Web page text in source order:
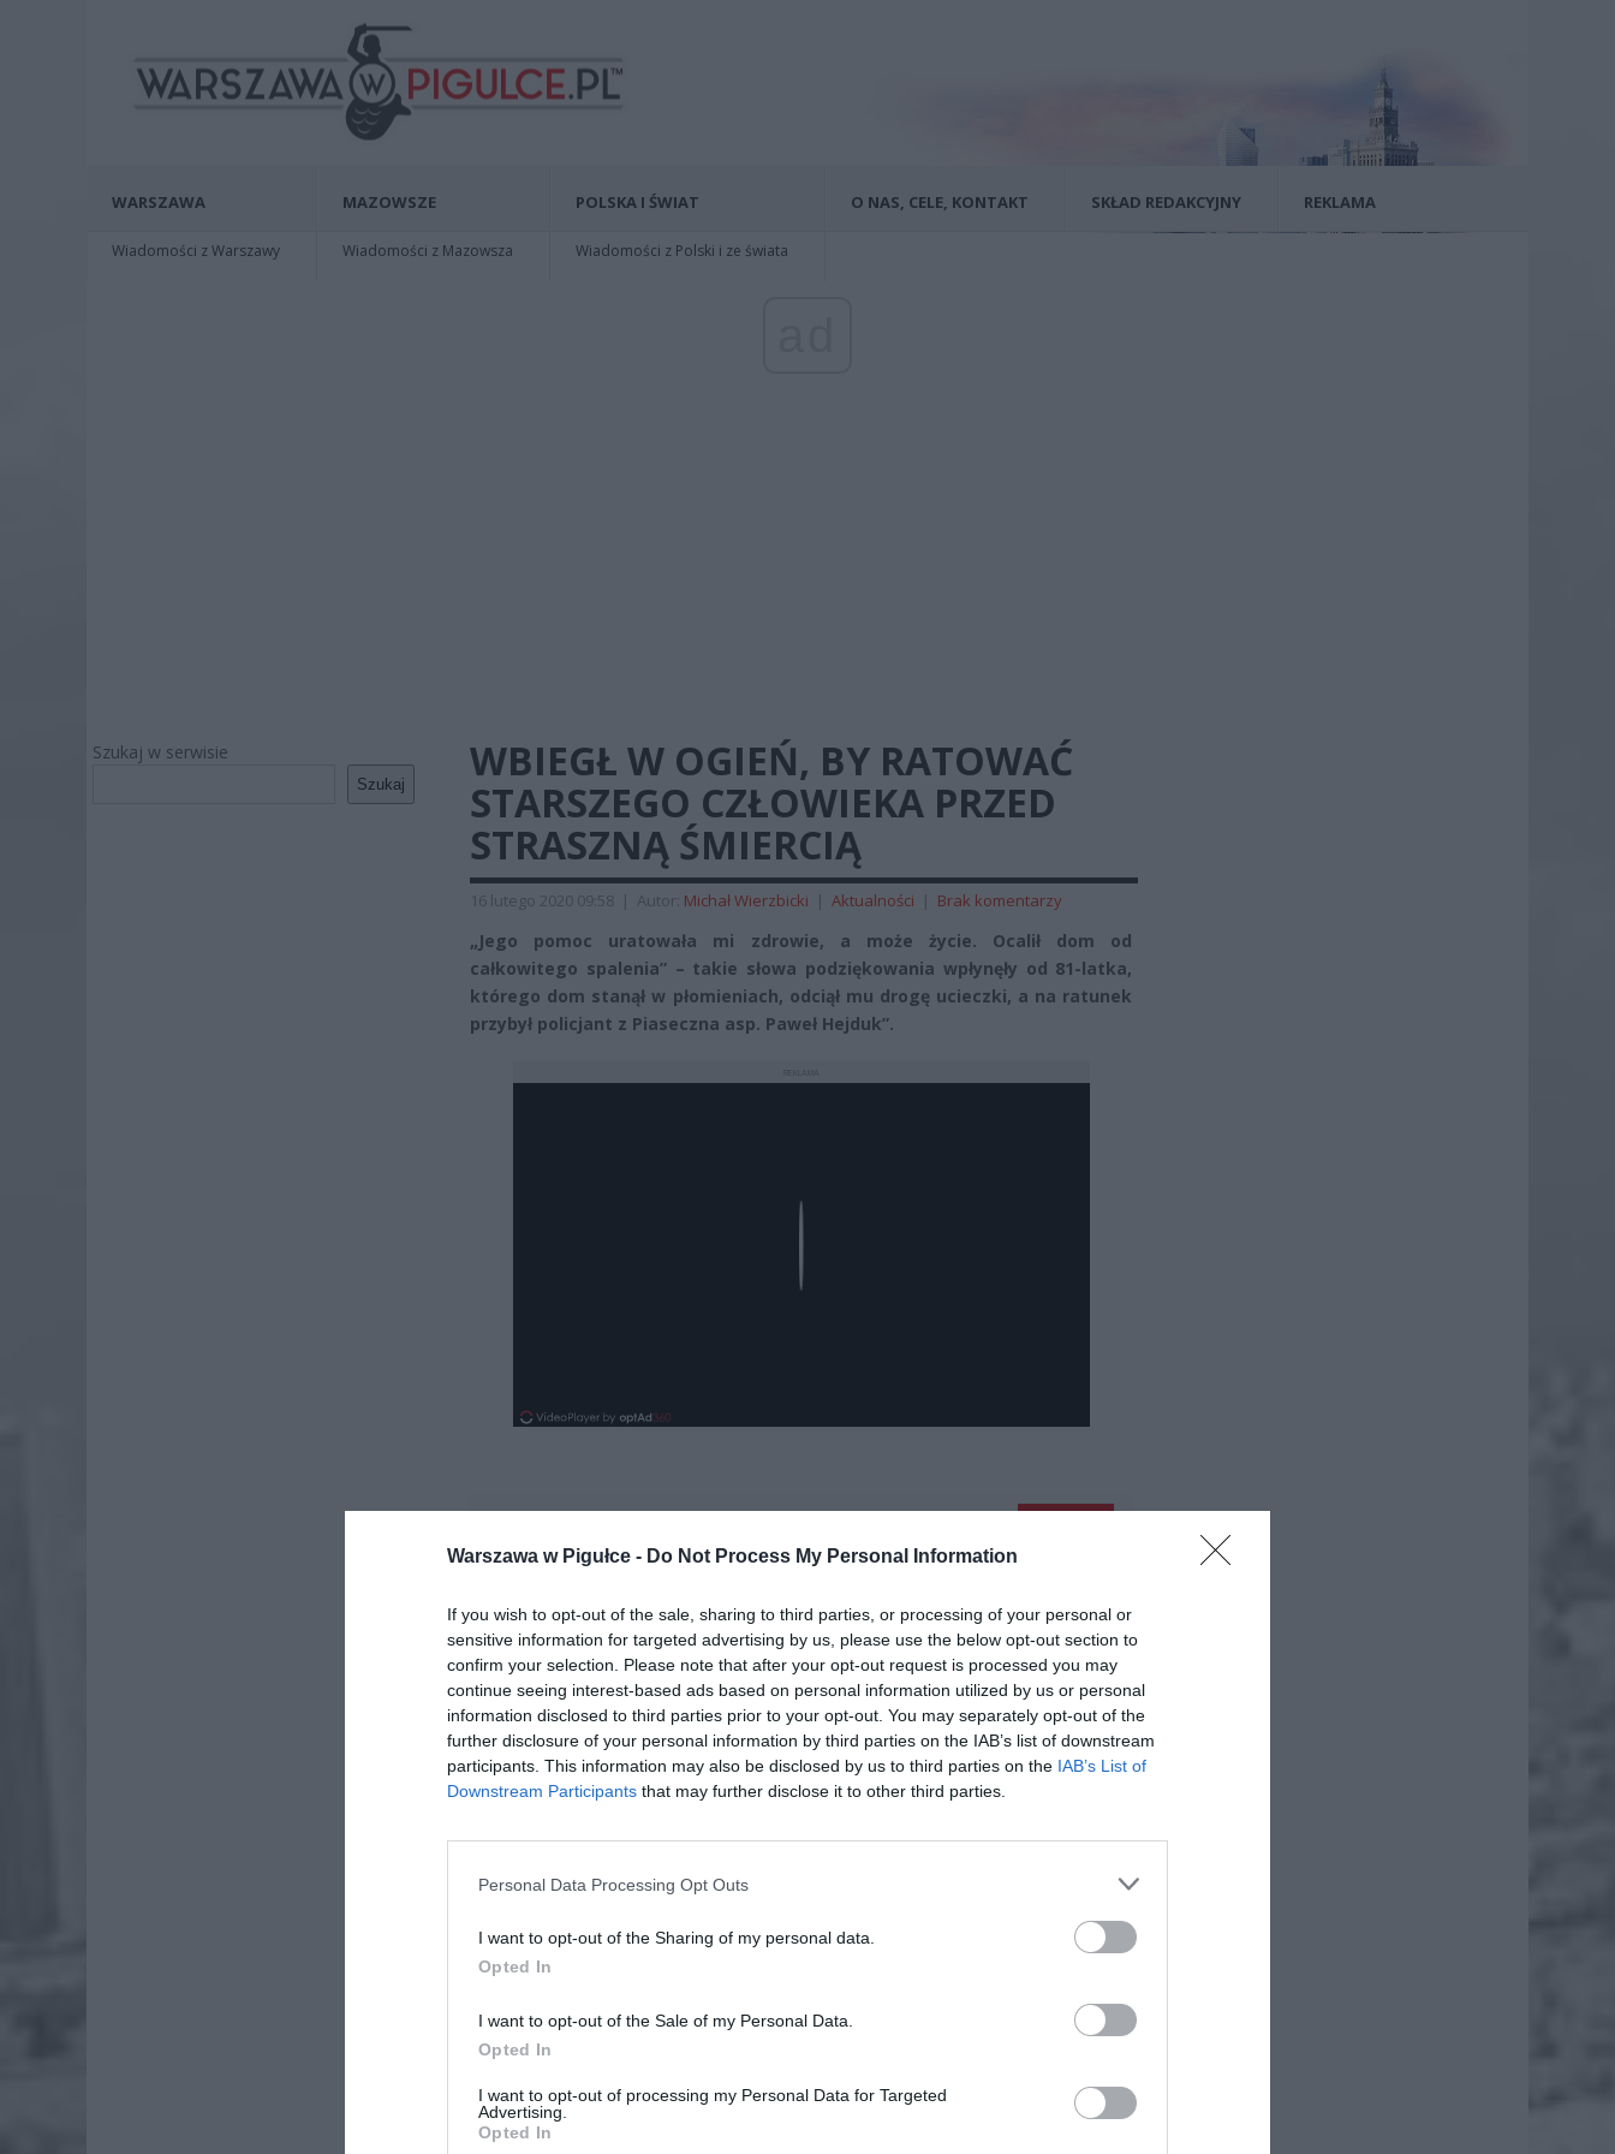
Warszawa w Pigułce - Do Not Process My Personal Information
If you wish to opt-out of the sale, sharing to third parties, or processing of your personal or
sensitive information for targeted advertising by us, please use the below opt-out section to
confirm your selection. Please note that after your opt-out request is processed you may
continue seeing interest-based ads based on personal information utilized by us or personal
information disclosed to third parties prior to your opt-out. You may separately opt-out of the
further disclosure of your personal information by third parties on the IAB’s list of downstream
participants. This information may also be disclosed by us to third parties on the IAB’s List of
Downstream Participants that may further disclose it to other third parties.
Personal Data Processing Opt Outs
I want to opt-out of the Sharing of my personal data.
Opted In
I want to opt-out of the Sale of my Personal Data.
Opted In
I want to opt-out of processing my Personal Data for Targeted
Advertising.
Opted In
WARSZAWA
Wiadomości z Warszawy
MAZOWSZE
Wiadomości z Mazowsza
POLSKA I ŚWIAT
Wiadomości z Polski i ze świata
O NAS, CELE, KONTAKT SKŁAD REDAKCYJNY REKLAMA
Szukaj w serwisie
Szukaj
WBIEGŁ W OGIEŃ, BY RATOWAĆ
STARSZEGO CZŁOWIEKA PRZED
STRASZNĄ ŚMIERCIĄ
16 lutego 2020 09:58 | Autor: Michał Wierzbicki | Aktualności | Brak komentarzy
„Jego pomoc uratowała mi zdrowie, a może życie. Ocalił dom od
całkowitego spalenia” – takie słowa podziękowania wpłynęły od 81-latka,
którego dom stanął w płomieniach, odciął mu drogę ucieczki, a na ratunek
przybył policjant z Piaseczna asp. Paweł Hejduk”.
W domu 81-latka wybuchł pożar, który rozprzestrzenił się błyskawicznie. Starszy